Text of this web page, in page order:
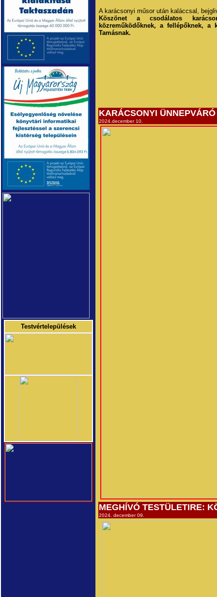
Testvértelepülések
A karácsonyi műsor után kaláccsal,
Köszönet a csodálatos
közreműködőknek, a fellépőknek, a
Tamásnak.
KARÁCSONYI ÜNNEPVÁRÓ
2024.december 10.
MEGHÍVÓ TESTÜLETIRE:
2024. december 09.